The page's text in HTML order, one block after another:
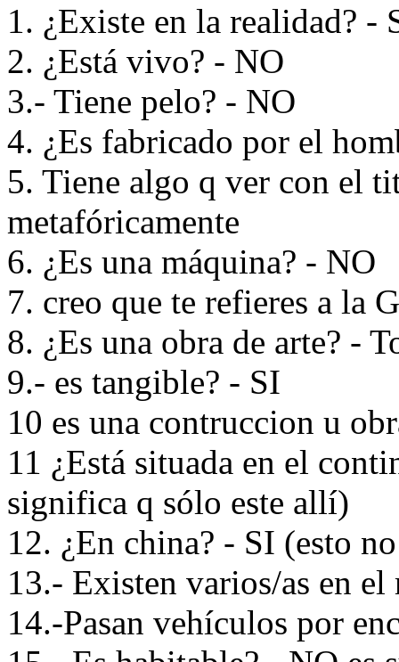
1. ¿Existe en la realidad? -
2. ¿Está vivo? - NO
3.- Tiene pelo? - NO
4. ¿Es fabricado por el
5. Tiene algo q ver con el
metafóricamente
6. ¿Es una máquina? - NO
7. creo que te refieres a la
8. ¿Es una obra de arte? -
9.- es tangible? - SI
10 es una contruccion u
11 ¿Está situada en el
significa q sólo este allí)
12. ¿En china? - SI (esto
13.- Existen varios/as en
14.-Pasan vehículos por